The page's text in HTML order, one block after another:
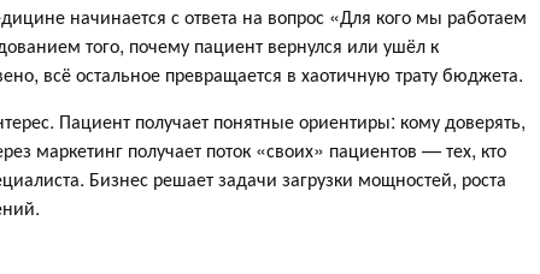
начинается с ответа на вопрос «Для кого мы работаем
того, почему пациент вернулся или ушёл к
всё остальное превращается в хаотичную трату бюджета.
Пациент получает понятные ориентиры: кому доверять,
маркетинг получает поток «своих» пациентов — тех, кто
Бизнес решает задачи загрузки мощностей, роста